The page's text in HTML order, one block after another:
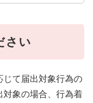
さい
じて届出対象行為の
対象の場合、行為着